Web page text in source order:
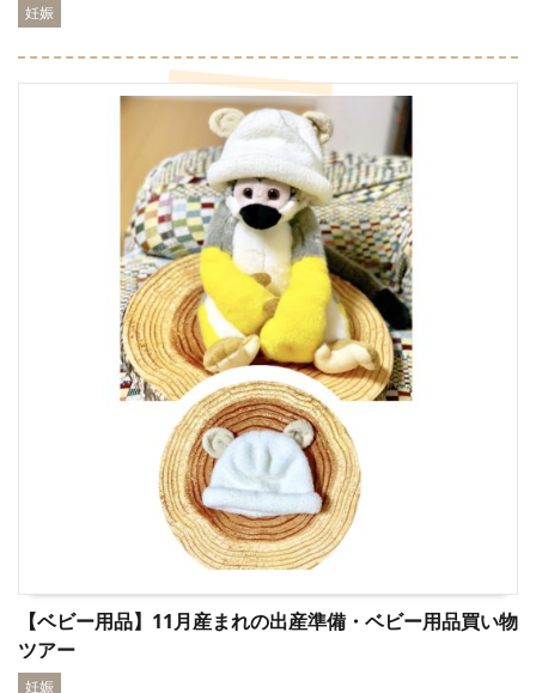
妊娠
【ベビー用品】11月産まれの出産準備・ベビー用品買い物
ツアー
妊娠